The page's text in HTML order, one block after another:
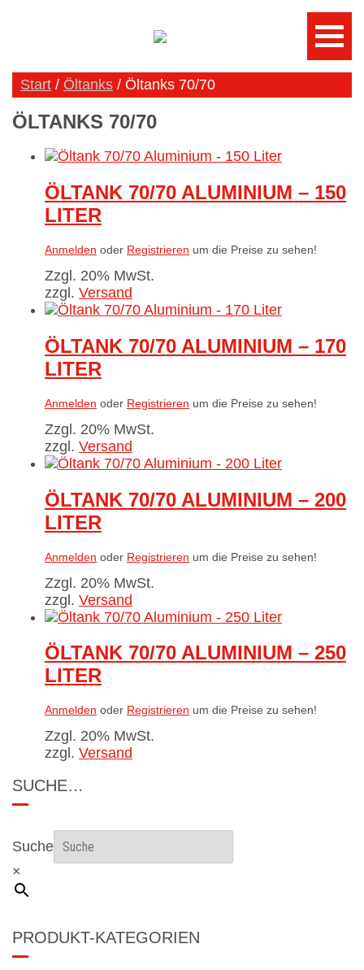
Start / Öltanks / Öltanks 70/70
ÖLTANKS 70/70
ÖLTANK 70/70 ALUMINIUM – 150
LITER
Anmelden oder Registrieren um die Preise zu sehen!
Zzgl. 20% MwSt.
zzgl. Versand
ÖLTANK 70/70 ALUMINIUM – 170
LITER
Anmelden oder Registrieren um die Preise zu sehen!
Zzgl. 20% MwSt.
zzgl. Versand
ÖLTANK 70/70 ALUMINIUM – 200
LITER
Anmelden oder Registrieren um die Preise zu sehen!
Zzgl. 20% MwSt.
zzgl. Versand
ÖLTANK 70/70 ALUMINIUM – 250
LITER
Anmelden oder Registrieren um die Preise zu sehen!
Zzgl. 20% MwSt.
zzgl. Versand
SUCHE…
Suche
×
PRODUKT-KATEGORIEN